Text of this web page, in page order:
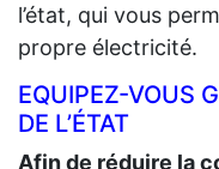
l’état, qui vous
propre électricité.
EQUIPEZ-VOUS
DE L’ÉTAT
Afin de réduire la